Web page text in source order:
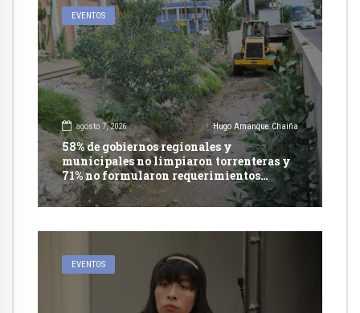
EVENTOS
agosto 7, 2026 Hugo Amanque Chaiña
58% de gobiernos regionales y
municipales no limpiaron torrenteras y
71% no formularon requerimientos
presupuestales afirma informe de
Contraloría
EVENTOS